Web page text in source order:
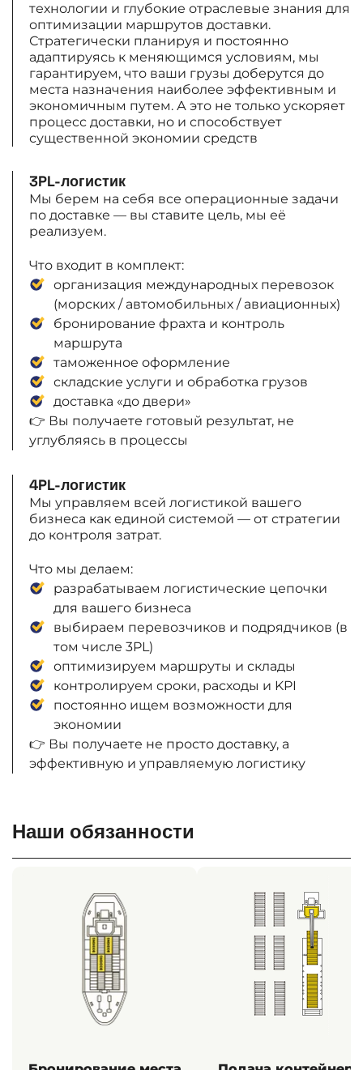
технологии и глубокие отраслевые знания для
оптимизации маршрутов доставки.
Стратегически планируя и постоянно
адаптируясь к меняющимся условиям, мы
гарантируем, что ваши грузы доберутся до
места назначения наиболее эффективным и
экономичным путем. А это не только ускоряет
процесс доставки, но и способствует
существенной экономии средств
3PL-логистик
Мы берем на себя все операционные задачи
по доставке — вы ставите цель, мы её
реализуем.
Что входит в комплект:
организация международных перевозок
(морских / автомобильных / авиационных)
бронирование фрахта и контроль
маршрута
таможенное оформление
складские услуги и обработка грузов
доставка «до двери»
👉 Вы получаете готовый результат, не
углубляясь в процессы
4PL-логистик
Мы управляем всей логистикой вашего
бизнеса как единой системой — от стратегии
до контроля затрат.
Что мы делаем:
разрабатываем логистические цепочки
для вашего бизнеса
выбираем перевозчиков и подрядчиков (в
том числе 3PL)
оптимизируем маршруты и склады
контролируем сроки, расходы и KPI
постоянно ищем возможности для
экономии
👉 Вы получаете не просто доставку, а
эффективную и управляемую логистику
Наши обязанности